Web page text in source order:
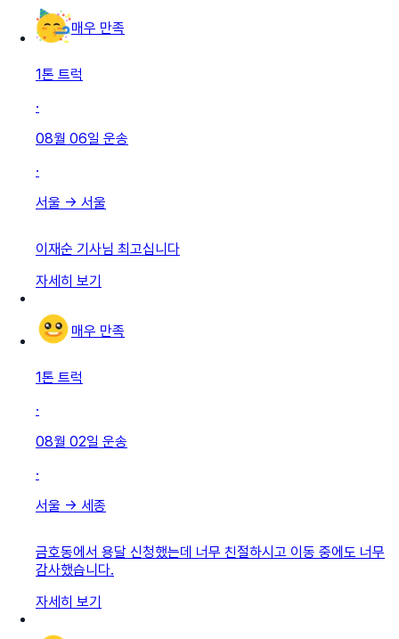
매우 만족
1톤 트럭
·
08월 06일 운송
·
서울 → 서울
이재순 기사님 최고십니다
자세히 보기
매우 만족
1톤 트럭
·
08월 02일 운송
·
서울 → 세종
금호동에서 용달 신청했는데 너무 친절하시고 이동 중에도 너무
감사했습니다.
자세히 보기